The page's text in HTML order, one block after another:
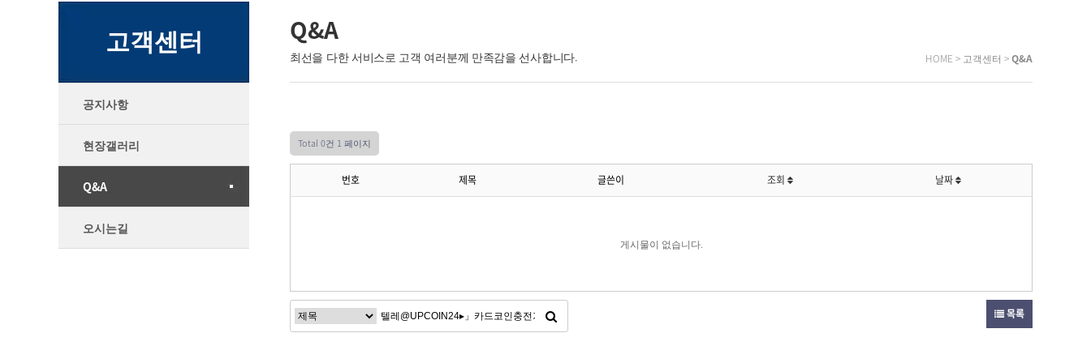
고객센터
공지사항
현장갤러리
Q&A
오시는길
Q&A
최선을 다한 서비스로 고객 여러분께 만족감을 선사합니다. HOME > 고객센터 >Q&A
Total 0건 1 페이지
번호 제목 글쓴이 조회 날짜
게시물이 없습니다.
목록